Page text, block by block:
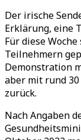
Der irische
Erklärung, eine
Für diese
Teilnehmern
Demonstration
aber mit rund
zurück.
Nach Angaben